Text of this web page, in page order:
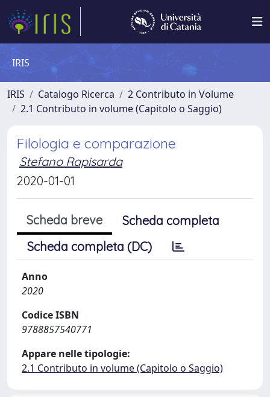
IRIS
IRIS Catalogo Ricerca
2 Contributo in Volume
2.1 Contributo in volume (Capitolo o Saggio)
Filologia e comparazione
Stefano Rapisarda
2020-01-01
Scheda breve
Scheda completa
Scheda completa (DC)
Anno
2020
Codice ISBN
9788857540771
Appare nelle tipologie:
2.1 Contributo in volume (Capitolo o Saggio)